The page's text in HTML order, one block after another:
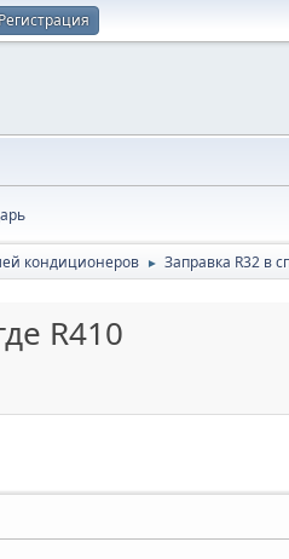
кондиционеров ► Заправка R32 в
R410